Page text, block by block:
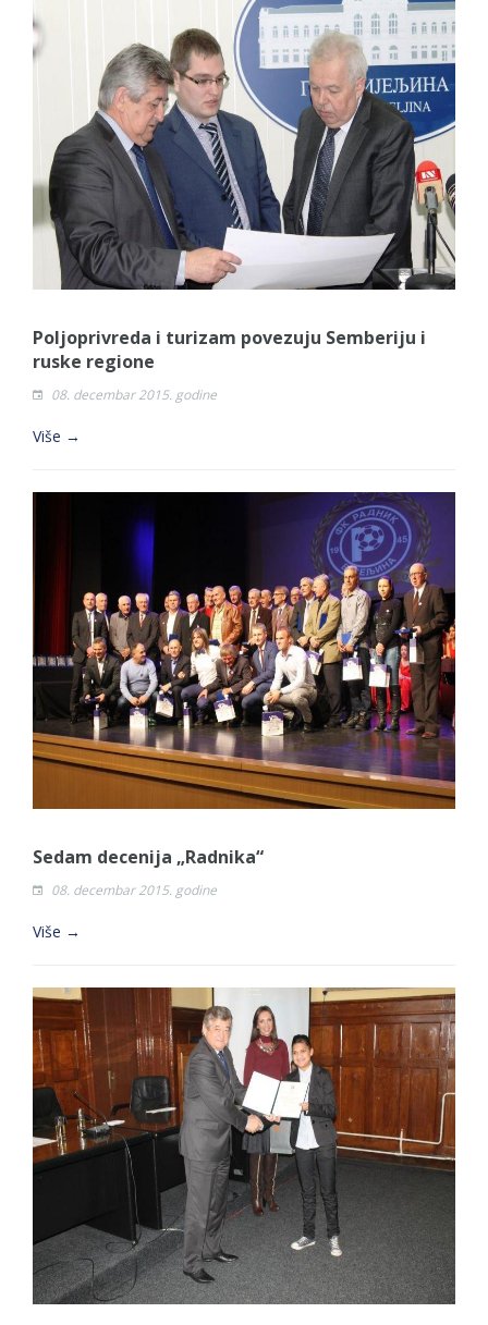
Poljoprivreda i turizam povezuju Semberiju i
ruske regione
08. decembar 2015. godine
Više →
Sedam decenija „Radnika“
08. decembar 2015. godine
Više →